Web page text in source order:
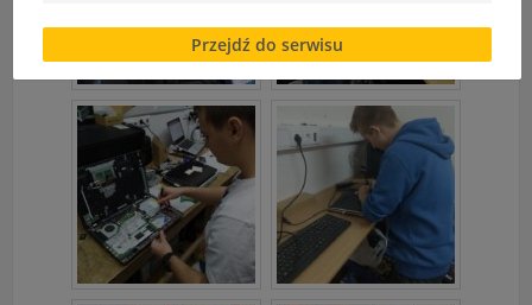
Brak zgody bądź ograniczenie funkcjonalności plików
cookies lub local storage, może utrudnić lub
uniemożliwić korzystanie z Serwisu.
Informacje dotyczące polityki prywatności oraz
przetwarzania danych osobowych dostępne są cały
czas w sekcji
"Nasza szkoła" > "Bezpieczeństwo"
Przejdź do serwisu